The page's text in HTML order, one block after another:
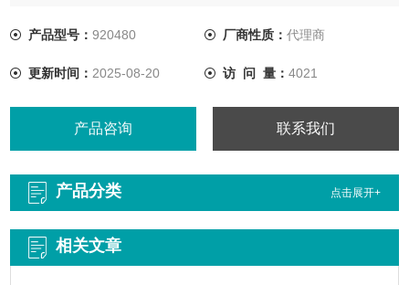
产品型号：920480 厂商性质： 代理商
更新时间： 2025-08-20 访 问 量： 4021
产品咨询 联系我们
产品分类 点击展开+
相关文章